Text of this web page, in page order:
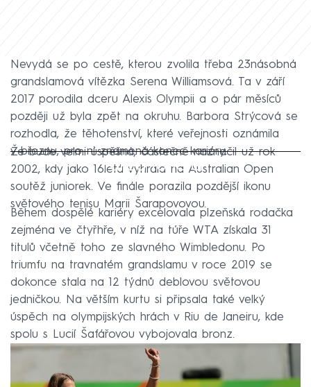
Nevydá se po cestě, kterou zvolila třeba 23násobná
grandslamová vítězka Serena Williamsová. Ta v září
2017 porodila dceru Alexis Olympii a o pár měsíců
později už byla zpět na okruhu. Barbora Strýcová se
rozhodla, že těhotenství, které veřejnosti oznámila
v březnu, pro ni znamená konec kariéry.
Failed to fetch
Že bude velmi úspěšná, částečně naznačil už rok
2002, kdy jako 16letá vyhrála na Australian Open
soutěž juniorek. Ve finále porazila pozdější ikonu
světového tenisu Marii Šarapovovou.
Během dospělé kariéry excelovala plzeňská rodačka
zejména ve čtyřhře, v níž na túře WTA získala 31
titulů včetně toho ze slavného Wimbledonu. Po
triumfu na travnatém grandslamu v roce 2019 se
dokonce stala na 12 týdnů deblovou světovou
jedničkou. Na větším kurtu si připsala také velký
úspěch na olympijských hrách v Riu de Janeiru, kde
spolu s Lucií Šafářovou vybojovala bronz.